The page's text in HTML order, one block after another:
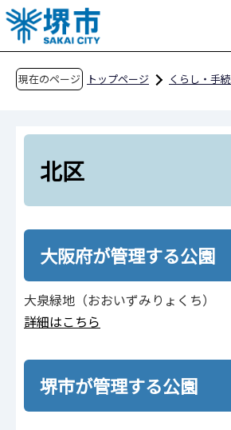
こ
の
ペ
現在のページ トップページ
くらし・手
北区
大阪府が管理する公園
大泉緑地（おおいずみりょくち）
詳細はこちら
堺市が管理する公園